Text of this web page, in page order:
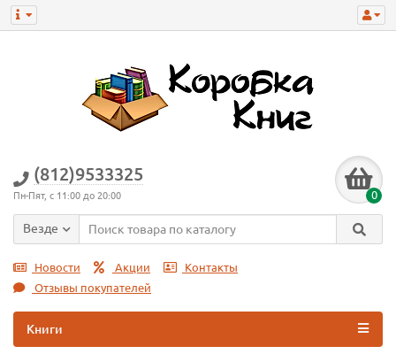
(812)9533325
Пн-Пят, с 11:00 до 20:00 0
Везде
Новости Акции
Контакты
Отзывы покупателей
Книги